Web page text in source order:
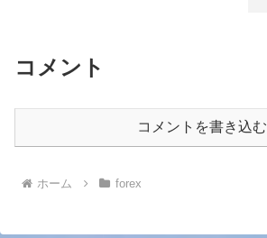
コメント
コメントを書き込む
ホーム forex